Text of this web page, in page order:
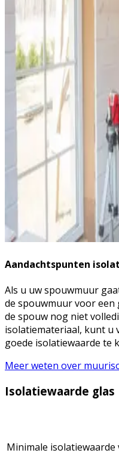
Aandachtspunten
Als u uw spouwmuur
de spouwmuur voor een
de spouw nog niet
isolatiemateriaal, kunt u
goede isolatiewaarde te
Meer weten over
Isolatiewaarde glas
Minimale isolatiewaarde